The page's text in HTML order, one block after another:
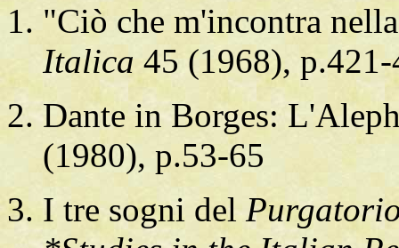
"Ciò che m'incontra
Italica 45 (1968),
Dante in Borges:
(1980), p.53-65
I tre sogni del